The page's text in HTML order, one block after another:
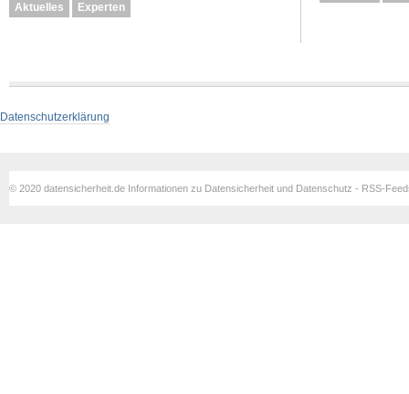
Aktuelles Experten
Datenschutzerklärung
© 2020 datensicherheit.de Informationen zu Datensicherheit und Datenschutz - RSS-